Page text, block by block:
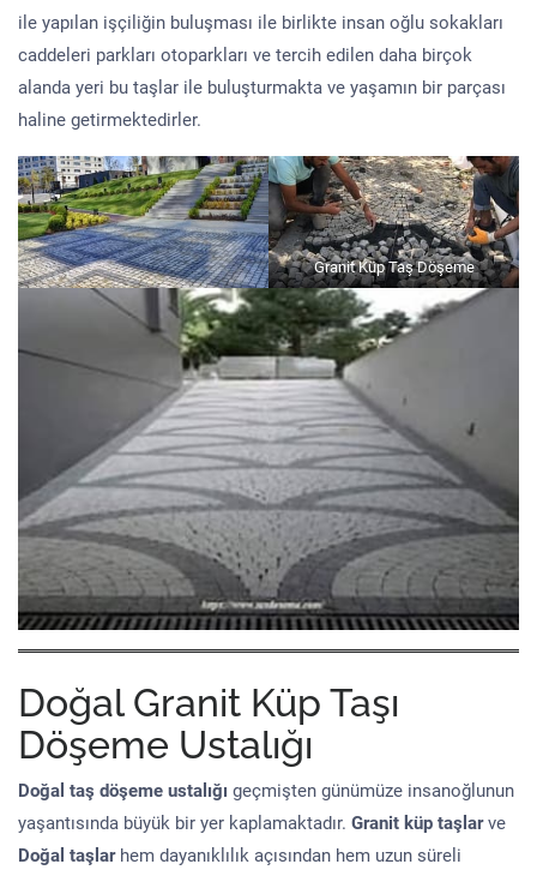
ile yapılan işçiliğin buluşması ile birlikte insan oğlu sokakları
caddeleri parkları otoparkları ve tercih edilen daha birçok
alanda yeri bu taşlar ile buluşturmakta ve yaşamın bir parçası
haline getirmektedirler.
Granit Küp Taş Döşeme
Doğal Granit Küp Taşı
Döşeme Ustalığı
Doğal taş döşeme ustalığı geçmişten günümüze insanoğlunun
yaşantısında büyük bir yer kaplamaktadır. Granit küp taşlarve
Doğal taşlar hem dayanıklılık açısından hem uzun süreli